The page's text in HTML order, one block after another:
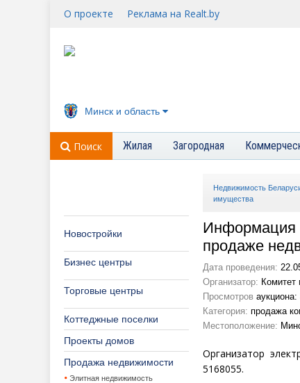
О проекте Реклама на Realt.by
Минск и область
Поиск Жилая Загородная
Новостройки
Бизнес центры
Торговые центры
Коттеджные поселки
Проекты домов
Продажа недвижимости
Элитная недвижимость
Недвижимость
имущества
Информация
продаже
Дата проведения:
Организатор: Комитет
Просмотров аукциона:
Категория: продажа
Местоположение:
Организатор
5168055.